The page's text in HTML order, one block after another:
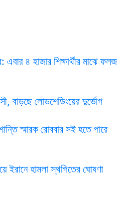
৪ হাজার শিক্ষার্থীর মাঝে ফলজ
বাড়ছে লোডশেডিংয়ের দুর্ভোগ
স্মারক রোববার সই হতে পারে
ইরানে হামলা স্থগিতের ঘোষণা